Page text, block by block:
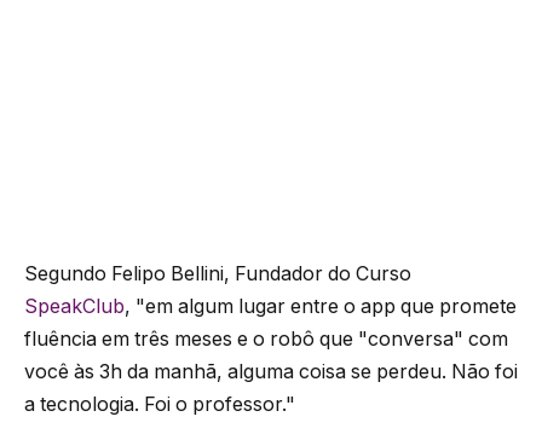
Segundo Felipo Bellini, Fundador do Curso
SpeakClub, "em algum lugar entre o app que promete
fluência em três meses e o robô que "conversa" com
você às 3h da manhã, alguma coisa se perdeu. Não foi
a tecnologia. Foi o professor."